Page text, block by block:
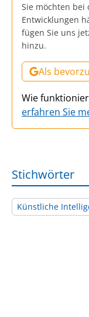
Sie möchten bei
Entwicklungen
fügen Sie uns
hinzu.
Als
Wie
erfahren Sie
Stichwörter
Künstliche